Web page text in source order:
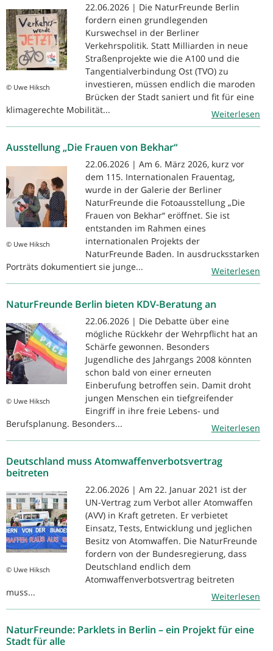
© Uwe Hiksch
22.06.2026 | Die NaturFreunde Berlin
fordern einen grundlegenden
Kurswechsel in der Berliner
Verkehrspolitik. Statt Milliarden in neue
Straßenprojekte wie die A100 und die
Tangentialverbindung Ost (TVO) zu
investieren, müssen endlich die maroden
Brücken der Stadt saniert und fit für eine
klimagerechte Mobilität...
Weiterlesen
Ausstellung „Die Frauen von Bekhar“
© Uwe Hiksch
22.06.2026 | Am 6. März 2026, kurz vor
dem 115. Internationalen Frauentag,
wurde in der Galerie der Berliner
NaturFreunde die Fotoausstellung „Die
Frauen von Bekhar“ eröffnet. Sie ist
entstanden im Rahmen eines
internationalen Projekts der
NaturFreunde Baden. In ausdrucksstarken
Porträts dokumentiert sie junge...
Weiterlesen
NaturFreunde Berlin bieten KDV-Beratung an
© Uwe Hiksch
22.06.2026 | Die Debatte über eine
mögliche Rückkehr der Wehrpflicht hat an
Schärfe gewonnen. Besonders
Jugendliche des Jahrgangs 2008 könnten
schon bald von einer erneuten
Einberufung betroffen sein. Damit droht
jungen Menschen ein tiefgreifender
Eingriff in ihre freie Lebens- und
Berufsplanung. Besonders...
Weiterlesen
Deutschland muss Atomwaffenverbotsvertrag
beitreten
© Uwe Hiksch
22.06.2026 | Am 22. Januar 2021 ist der
UN-Vertrag zum Verbot aller Atomwaffen
(AVV) in Kraft getreten. Er verbietet
Einsatz, Tests, Entwicklung und jeglichen
Besitz von Atomwaffen. Die NaturFreunde
fordern von der Bundesregierung, dass
Deutschland endlich dem
Atomwaffenverbotsvertrag beitreten
muss...
Weiterlesen
NaturFreunde: Parklets in Berlin – ein Projekt für eine
Stadt für alle